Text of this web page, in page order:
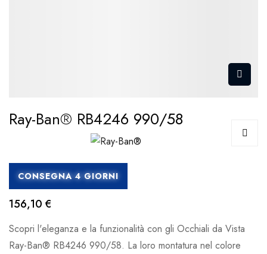
Ray-Ban® RB4246 990/58
CONSEGNA 4 GIORNI
156,10 €
Scopri l'eleganza e la funzionalità con gli Occhiali da Vista
Ray-Ban® RB4246 990/58. La loro montatura nel colore